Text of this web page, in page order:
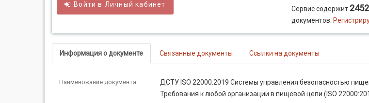
Войти в Личный кабинет
Сервис содержит
документов.
Информация о документе Связанные документы Ссылки на документы
Наименование документа:
ДСТУ ISO 22000:2019 Системы управления безопасностью
Требования к любой организации в пищевой цепи (ISO